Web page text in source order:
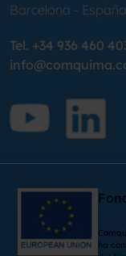
Barcelona - España
Tel. +34 936 460
ha